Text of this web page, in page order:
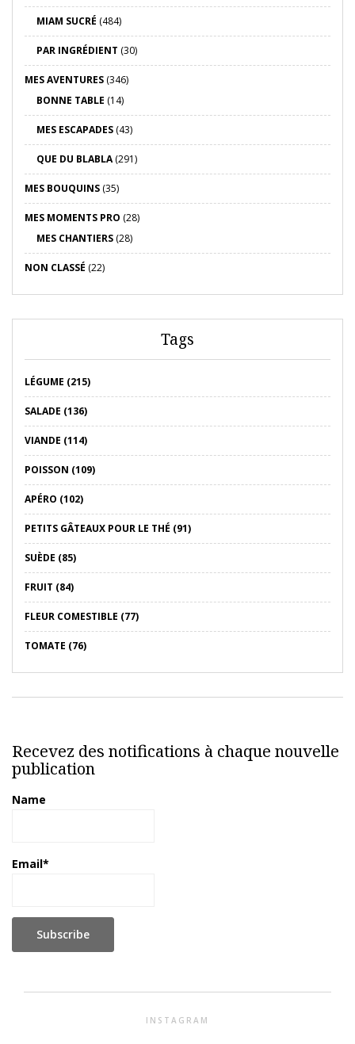
MIAM SUCRÉ (484)
PAR INGRÉDIENT (30)
MES AVENTURES (346)
BONNE TABLE (14)
MES ESCAPADES (43)
QUE DU BLABLA(291)
MES BOUQUINS (35)
MES MOMENTS PRO (28)
MES CHANTIERS (28)
NON CLASSÉ (22)
Tags
LÉGUME (215)
SALADE (136)
VIANDE (114)
POISSON (109)
APÉRO (102)
PETITS GÂTEAUX POUR LE THÉ (91)
SUÈDE (85)
FRUIT (84)
FLEUR COMESTIBLE (77)
TOMATE (76)
Recevez des notifications à chaque nouvelle
publication
Name
Email*
INSTAGRAM